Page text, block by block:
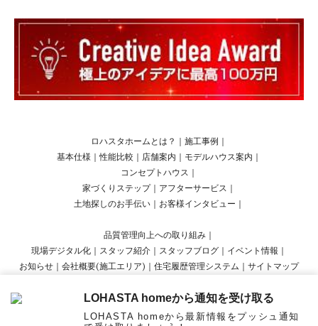
ロハスタホームとは？ 施工事例
基本仕様 ｜性能比較 店舗案内 モデルハウス案内
コンセプトハウス
家づくりステップ
アフターサービス
土地探しのお手伝い
お客様インタビュー
品質管理向上への取り組み
現場デジタル化
スタッフ紹介 スタッフブログ イベント情報
お知らせ
会社概要(施工エリア) 住宅履歴管理システム サイトマップ
Copyright © LOHASTA home presented by LOHAS studio All Rights Reserved.
LOHASTA homeから通知を受け取る
LOHASTA homeから最新情報をプッシュ通知